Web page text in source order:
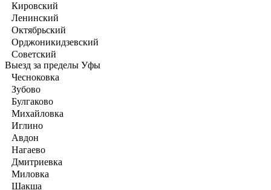
Кировский
Ленинский
Октябрьский
Орджоникидзевский
Советский
Выезд за пределы Уфы
Чесноковка
Зубово
Булгаково
Михайловка
Иглино
Авдон
Нагаево
Дмитриевка
Миловка
Шакша